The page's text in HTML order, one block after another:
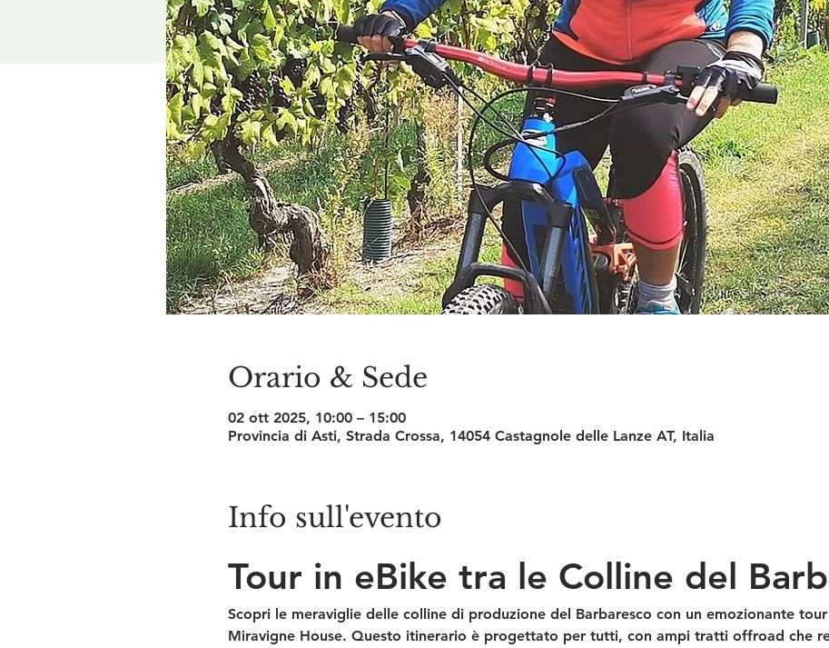
Orario & Sede
02 ott 2025, 10:00 – 15:00
Provincia di Asti, Strada Crossa, 14054 Castagnole delle Lanze AT, Italia
Info sull'evento
Tour in eBike tra le Colline del
Scopri le meraviglie delle colline di produzione del Barbaresco con un emozionante
Miravigne House. Questo itinerario è progettato per tutti, con ampi tratti offroad che